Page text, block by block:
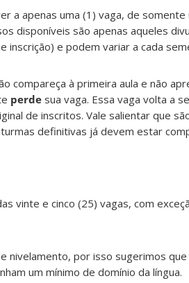
a apenas uma (1) vaga, de
disponíveis são apenas aqueles
inscrição) e podem variar a cada
compareça à primeira aula e não
perde sua vaga. Essa vaga volta a
de inscritos. Vale salientar que
definitivas já devem estar
vinte e cinco (25) vagas, com
nivelamento, por isso sugerimos
um mínimo de domínio da língua.